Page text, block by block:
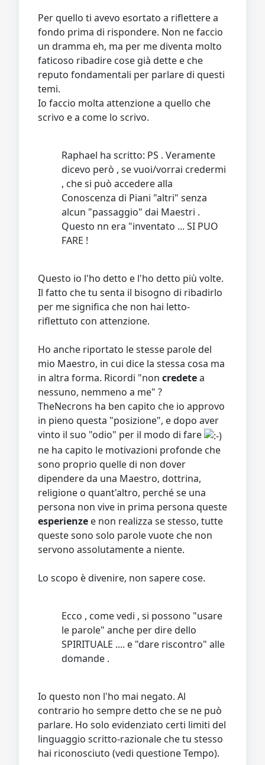
Per quello ti avevo esortato a riflettere a
fondo prima di rispondere. Non ne faccio
un dramma eh, ma per me diventa molto
faticoso ribadire cose già dette e che
reputo fondamentali per parlare di questi
temi.
Io faccio molta attenzione a quello che
scrivo e a come lo scrivo.
Raphael ha scritto: PS . Veramente
dicevo però , se vuoi/vorrai credermi
, che si può accedere alla
Conoscenza di Piani "altri" senza
alcun "passaggio" dai Maestri .
Questo nn era "inventato ... SI PUO
FARE !
Questo io l'ho detto e l'ho detto più volte.
Il fatto che tu senta il bisogno di ribadirlo
per me significa che non hai letto-
riflettuto con attenzione.
Ho anche riportato le stesse parole del
mio Maestro, in cui dice la stessa cosa ma
in altra forma. Ricordi "non credetea
nessuno, nemmeno a me" ?
TheNecrons ha ben capito che io approvo
in pieno questa "posizione", e dopo aver
vinto il suo "odio" per il modo di fare
ne ha capito le motivazioni profonde che
sono proprio quelle di non dover
dipendere da una Maestro, dottrina,
religione o quant'altro, perché se una
persona non vive in prima persona queste
esperienze e non realizza se stesso, tutte
queste sono solo parole vuote che non
servono assolutamente a niente.
Lo scopo è divenire, non sapere cose.
Ecco , come vedi , si possono "usare
le parole" anche per dire dello
SPIRITUALE .... e "dare riscontro" alle
domande .
Io questo non l'ho mai negato. Al
contrario ho sempre detto che se ne può
parlare. Ho solo evidenziato certi limiti del
linguaggio scritto-razionale che tu stesso
hai riconosciuto (vedi questione Tempo).